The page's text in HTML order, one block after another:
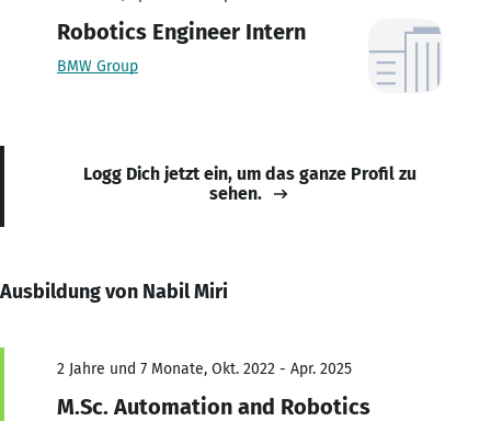
Robotics Engineer Intern
BMW Group
Logg Dich jetzt ein, um das ganze Profil zu
sehen.
Ausbildung von Nabil Miri
2 Jahre und 7 Monate, Okt. 2022 - Apr. 2025
M.Sc. Automation and Robotics